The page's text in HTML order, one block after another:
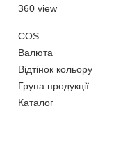
360 view
COS
Валюта
Відтінок кольору
Група продукції
Каталог